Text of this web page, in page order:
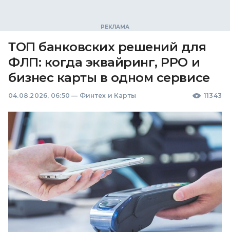
ТОП банковских решений для
ФЛП: когда эквайринг, РРО и
бизнес карты в одном сервисе
04.08.2026, 06:50 — Финтех и Карты 11343